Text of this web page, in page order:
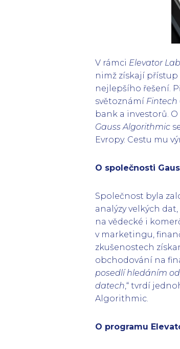
V rámci Elevator Lab
nimž získají
nejlepšího řešení.
světoznámí Fintech
bank a investorů.
Gauss Algorithmic
Evropy. Cestu mu
O společnosti
Společnost byla
analýzy velkých
na vědecké i
v marketingu,
zkušenostech
obchodování na
posedlí hledáním
datech,“ tvrdí
Algorithmic.
O programu